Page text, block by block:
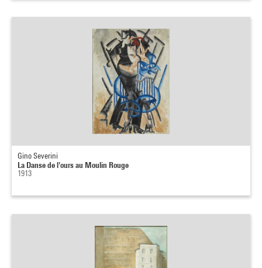
Gino Severini
La Danse de l'ours au Moulin Rouge
1913